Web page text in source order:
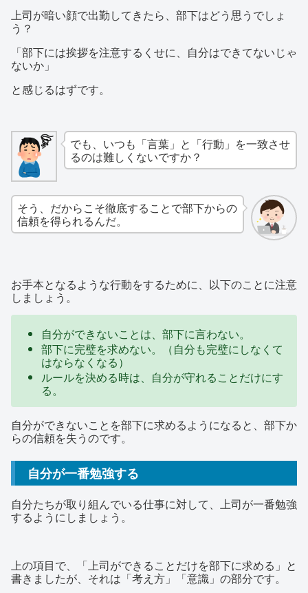
上司が暗い顔で出勤してきたら、部下はどう思うでしょ
う？
「部下には挨拶を注意するくせに、自分はできてないじゃ
ないか」
と感じるはずです。
でも、いつも「言葉」と「行動」を一致させ
るのは難しくないですか？
そう、だからこそ徹底することで部下からの
信頼を得られるんだ。
お手本となるような行動をするために、以下のことに注意
しましょう。
自分ができないことは、部下に言わない。
部下に完璧を求めない。（自分も完璧にしなくて
はならなくなる）
ルールを決める時は、自分が守れることだけにす
る。
自分ができないことを部下に求めるようになると、部下か
らの信頼を失うのです。
自分が一番勉強する
自分たちが取り組んでいる仕事に対して、上司が一番勉強
するようにしましょう。
上の項目で、「上司ができることだけを部下に求める」と
書きましたが、それは「考え方」「意識」の部分です。